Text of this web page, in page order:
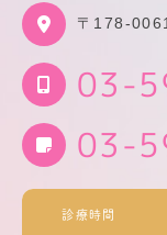
〒178-0061
03-
03-
診療時間